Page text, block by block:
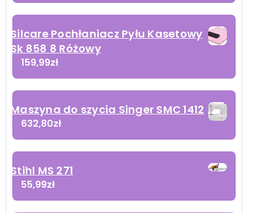
Silcare Pochłaniacz Pyłu Kasetowy
Sk 858 8 Różowy
159,99zł
Maszyna do szycia Singer SMC 1412
632,80zł
Stihl MS 271
55,99zł